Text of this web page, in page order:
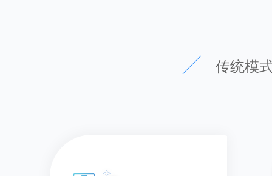
传统模